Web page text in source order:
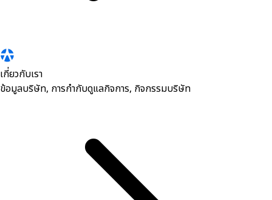
เกี่ยวกับเรา
ข้อมูลบริษัท, การกำกับดูแลกิจการ, กิจกรรมบริษัท